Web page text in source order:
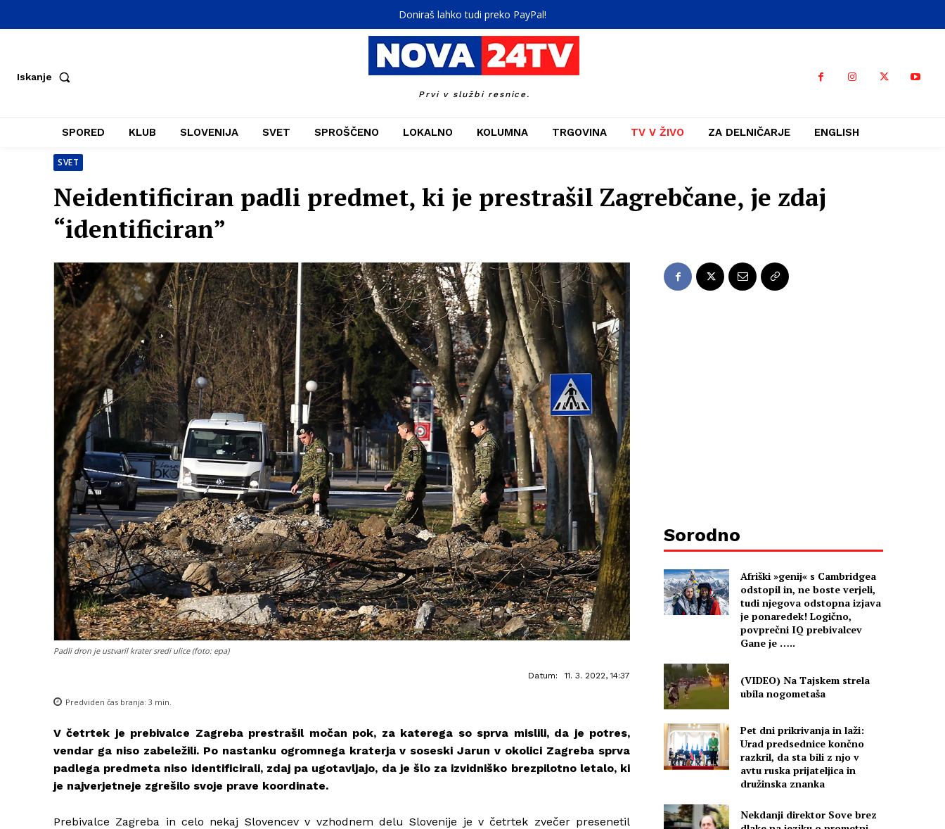
Doniraš lahko tudi preko PayPal!
Iskanje
Prvi v službi resnice.
SPORED KLUB SLOVENIJA SVET SPROŠČENO LOKALNO KOLUMNA TRGOVINA TV V ŽIVO ZA DELNIČARJE ENGLISH
SVET
Neidentificiran padli predmet, ki je prestrašil Zagrebčane, je zdaj
“identificiran”
Padli dron je ustvaril krater sredi ulice (foto: epa)
Datum: 11. 3. 2022, 14:37
Predviden čas branja: 3 min.
V četrtek je prebivalce Zagreba prestrašil močan pok, za katerega so sprva mislili, da je potres,
vendar ga niso zabeležili. Po nastanku ogromnega kraterja v soseski Jarun v okolici Zagreba sprva
padlega predmeta niso identificirali, zdaj pa ugotavljajo, da je šlo za izvidniško brezpilotno letalo, ki
je najverjetneje zgrešilo svoje prave koordinate.
Prebivalce Zagreba in celo nekaj Slovencev v vzhodnem delu Slovenije je v četrtek zvečer presenetil
Sorodno
Afriški »genij« s Cambridgea
odstopil in, ne boste verjeli,
tudi njegova odstopna izjava
je ponaredek! Logično,
povprečni IQ prebivalcev
Gane je …..
(VIDEO) Na Tajskem strela
ubila nogometaša
Pet dni prikrivanja in laži:
Urad predsednice končno
razkril, da sta bili z njo v
avtu ruska prijateljica in
družinska znanka
Nekdanji direktor Sove brez